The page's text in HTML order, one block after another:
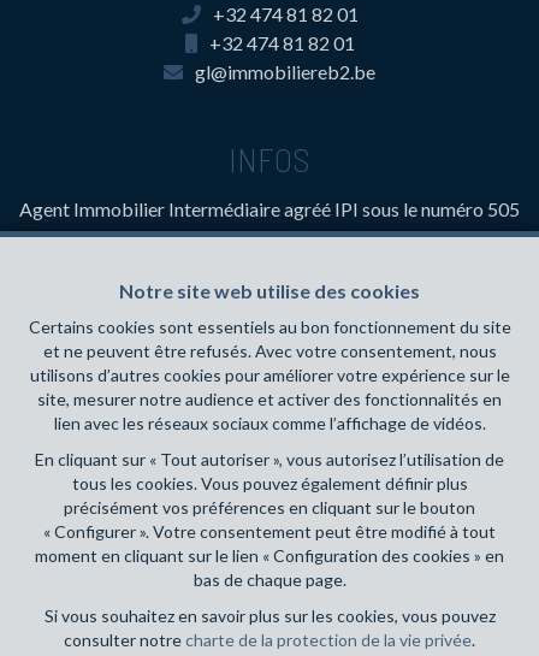
Notre site web utilise des cookies
Certains cookies sont essentiels au bon fonctionnement du site
et ne peuvent être refusés. Avec votre consentement, nous
utilisons d’autres cookies pour améliorer votre expérience sur le
site, mesurer notre audience et activer des fonctionnalités en
lien avec les réseaux sociaux comme l’affichage de vidéos.
En cliquant sur « Tout autoriser », vous autorisez l’utilisation de
tous les cookies. Vous pouvez également définir plus
précisément vos préférences en cliquant sur le bouton
« Configurer ». Votre consentement peut être modifié à tout
moment en cliquant sur le lien « Configuration des cookies » en
bas de chaque page.
Si vous souhaitez en savoir plus sur les cookies, vous pouvez
consulter notrecharte de la protection de la vie privée.
+32 474 81 82 01
+32 474 81 82 01
gl@immobiliereb2.be
INFOS
Agent Immobilier Intermédiaireagréé IPI sous le numéro 505
641 en Belgique- Instance de contrôle: Institut professionnel
Bruxelles (+32 2 505 38 50 - info@ipi.be) - Soumis au
déontologique de l’ IPI
RC professionnelle et cautionnement via AXA Belgium SA,
Place du Trône 1, 1000 Bruxelles – police n° 730.390.160.
Couverture valable pour les activités réalisées en Belgique
Conditions générales d'utilisation du site
Charte de la protection de la vie privée
Configuration des cookies